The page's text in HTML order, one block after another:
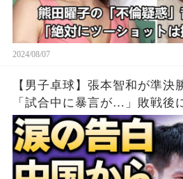
2024/08/07
【男子卓球】張本智和が準決
「試合中に暴言が…」敗戦後
国からの”誹謗中傷”の真相…
涙が零れ落ちた…【パリ五輪